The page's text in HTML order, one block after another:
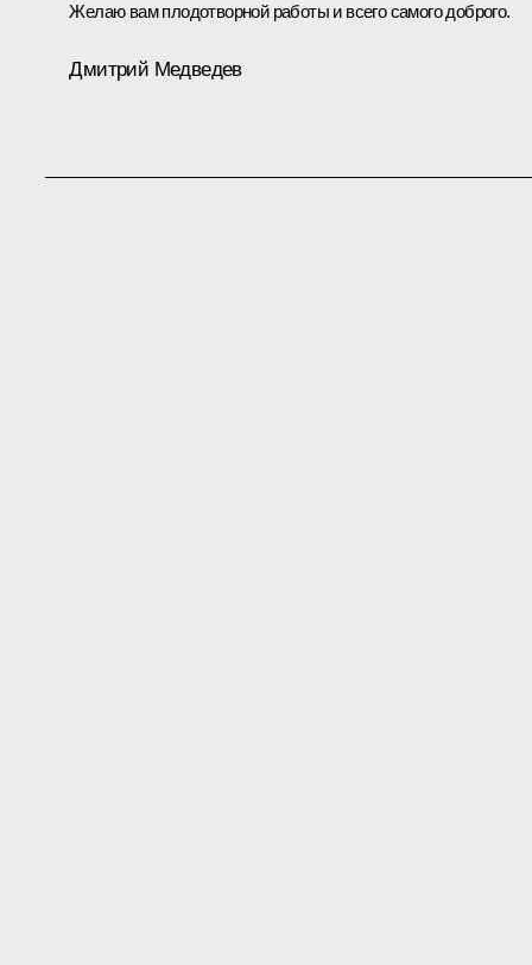
Желаю вам плодотворной работы и всего самого доброго.
Дмитрий Медведев